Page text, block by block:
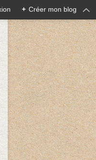
+ Créer mon blog